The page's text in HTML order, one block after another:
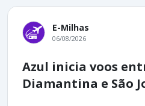
E-Milhas
06/08/2026
Azul inicia voos
Diamantina e São